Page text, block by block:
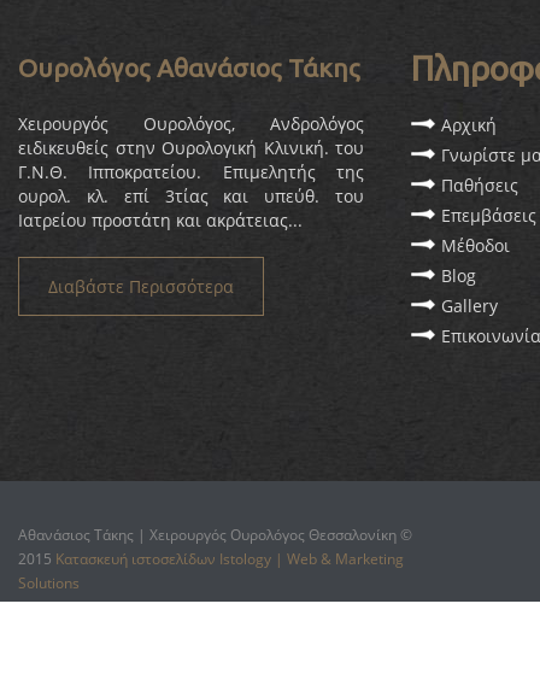
Ουρολόγος Αθανάσιος Τάκης
Χειρουργός Ουρολόγος, Ανδρολόγος
ειδικευθείς στην Ουρολογική Κλινική. του
Γ.Ν.Θ. Ιπποκρατείου. Επιμελητής της
ουρολ. κλ. επί 3τίας και υπεύθ. του
Ιατρείου προστάτη και ακράτειας...
Διαβάστε Περισσότερα
Αρχική
Γνωρίστε
Παθήσεις
Επεμβάσεις
Μέθοδοι
Blog
Gallery
Επικοινωνία
Αθανάσιος Τάκης | Χειρουργός Ουρολόγος Θεσσαλονίκη ©
2015 Κατασκευή ιστοσελίδων Istology | Web & Marketing
Solutions